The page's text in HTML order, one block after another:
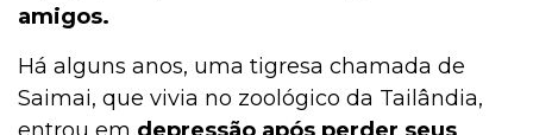
amigos.
Há alguns anos, uma tigresa chamada de
Saimai, que vivia no zoológico da Tailândia,